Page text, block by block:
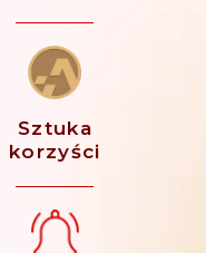
Sztuka
korzyści